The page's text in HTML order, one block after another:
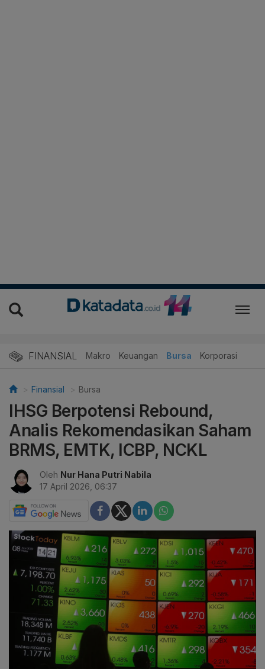
FINANSIAL Makro Keuangan Bursa Korporasi
Finansial Bursa
IHSG Berpotensi Rebound,
Analis Rekomendasikan Saham
BRMS, EMTK, ICBP, NCKL
Oleh Nur Hana Putri Nabila
17 April 2026, 06:37